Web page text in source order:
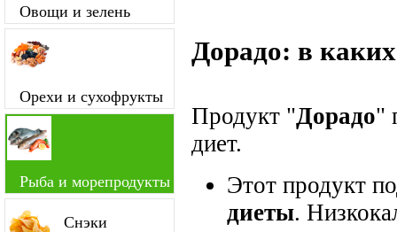
Овощи и зелень
Орехи и сухофрукты
Рыба и морепродукты
Снэки
Дорадо: в
Продукт "Дорадо"
диет.
Этот продукт
диеты.